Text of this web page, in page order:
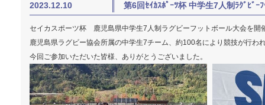
2023.12.10 第6回ｾｲｶｽﾎﾟｰﾂ杯 中学生7人制ﾗｸﾞﾋﾞｰ
セイカスポーツ杯 鹿児島県中学生7人制ラグビーフットボール大会を開
鹿児島県ラグビー協会所属の中学生7チーム、約100名により競技が行わ
今回ご参加いただいた皆様、ありがとうございました。